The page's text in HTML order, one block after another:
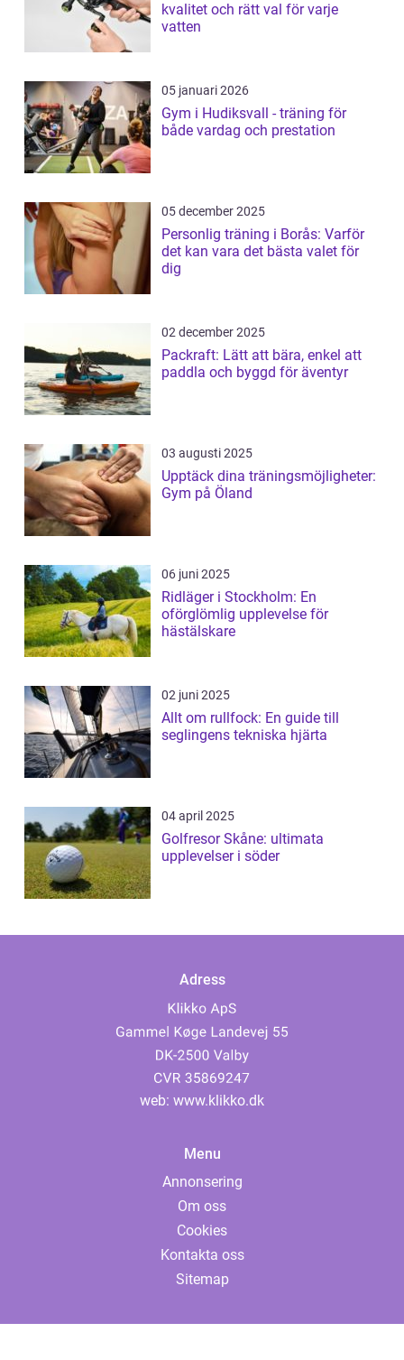
kvalitet och rätt val för varje
vatten
05 januari 2026
Gym i Hudiksvall - träning för
både vardag och prestation
05 december 2025
Personlig träning i Borås: Varför
det kan vara det bästa valet för
dig
02 december 2025
Packraft: Lätt att bära, enkel att
paddla och byggd för äventyr
03 augusti 2025
Upptäck dina träningsmöjligheter:
Gym på Öland
06 juni 2025
Ridläger i Stockholm: En
oförglömlig upplevelse för
hästälskare
02 juni 2025
Allt om rullfock: En guide till
seglingens tekniska hjärta
04 april 2025
Golfresor Skåne: ultimata
upplevelser i söder
Adress
web: www.klikko.dk
Menu
Annonsering
Om oss
Cookies
Kontakta oss
Sitemap